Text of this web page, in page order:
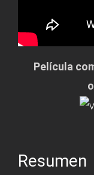
Película
Resumen